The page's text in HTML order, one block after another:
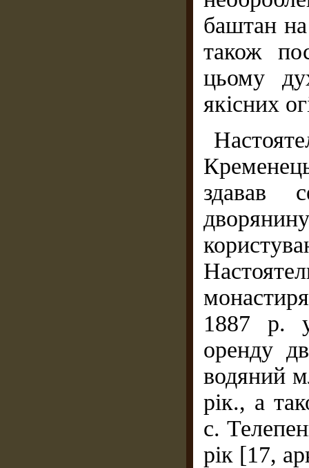
баштан
також
цьому
якісних
здавав
1887 р.
оренду
водяний
рік., а
с.
рік [17,